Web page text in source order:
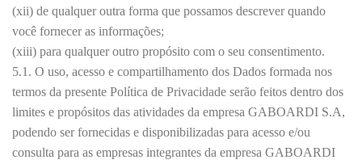
(xii) de qualquer outra forma que possamos descrever quando
você fornecer as informações;
(xiii) para qualquer outro propósito com o seu consentimento.
5.1. O uso, acesso e compartilhamento dos Dados formada nos
termos da presente Política de Privacidade serão feitos dentro dos
limites e propósitos das atividades da empresa GABOARDI S.A,
podendo ser fornecidas e disponibilizadas para acesso e/ou
consulta para as empresas integrantes da empresa GABOARDI